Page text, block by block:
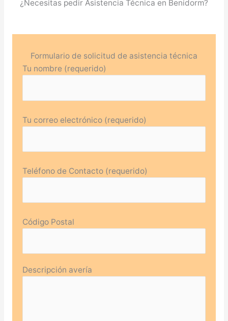
¿Necesitas pedir Asistencia Técnica en Benidorm?
Formulario de solicitud de asistencia técnica
Tu nombre (requerido)
Tu correo electrónico (requerido)
Teléfono de Contacto (requerido)
Código Postal
Descripción avería